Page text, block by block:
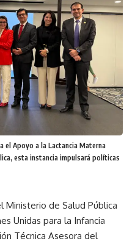
el Apoyo a la Lactancia Materna
esta instancia impulsará políticas
Ministerio de Salud Pública
Unidas para la Infancia
Técnica Asesora del